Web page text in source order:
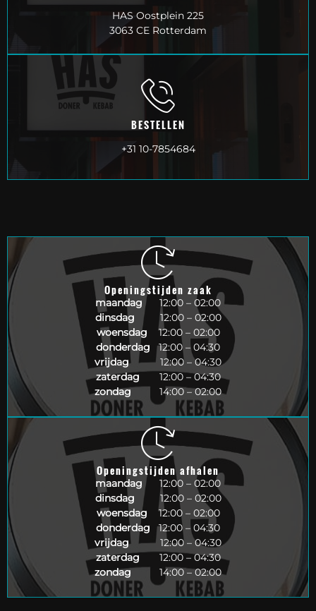
HAS Oostplein 225
3063 CE Rotterdam
BESTELLEN
+31 10-7854684
Openingstijden zaak
maandag 12:00 – 02:00
dinsdag 12:00 – 02:00
woensdag 12:00 – 02:00
donderdag 12:00 – 04:30
vrijdag12:00 – 04:30
zaterdag 12:00 – 04:30
zondag14:00 – 02:00
Openingstijden afhalen
maandag 12:00 – 02:00
dinsdag 12:00 – 02:00
woensdag 12:00 – 02:00
donderdag 12:00 – 04:30
vrijdag12:00 – 04:30
zaterdag 12:00 – 04:30
zondag14:00 – 02:00